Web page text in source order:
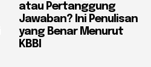
atau Pertanggung
Jawaban? Ini Penulisan
yang Benar Menurut
KBBI